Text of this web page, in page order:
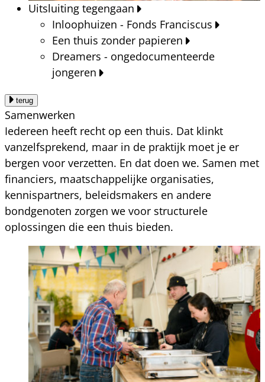
Uitsluiting tegengaan
Inloophuizen - Fonds Franciscus
Een thuis zonder papieren
Dreamers - ongedocumenteerde
jongeren
terug
Samenwerken
Iedereen heeft recht op een thuis. Dat klinkt
vanzelfsprekend, maar in de praktijk moet je er
bergen voor verzetten. En dat doen we. Samen met
financiers, maatschappelijke organisaties,
kennispartners, beleidsmakers en andere
bondgenoten zorgen we voor structurele
oplossingen die een thuis bieden.